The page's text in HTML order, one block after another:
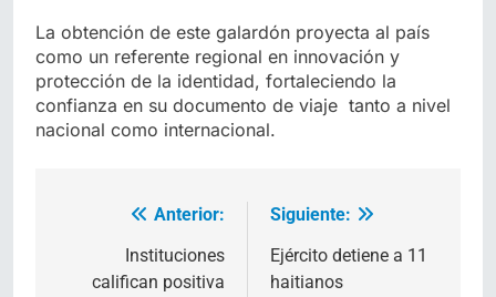
La obtención de este galardón proyecta al país
como un referente regional en innovación y
protección de la identidad, fortaleciendo la
confianza en su documento de viaje tanto a nivel
nacional como internacional.
Navegación
Anterior:
Instituciones
califican positiva
Siguiente:
Ejército detiene a 11
haitianos